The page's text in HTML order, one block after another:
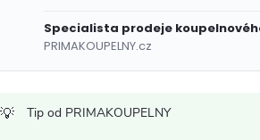
Specialista prodeje
PRIMAKOUPELNY.cz
Tip od PRIMAKOUPELNY